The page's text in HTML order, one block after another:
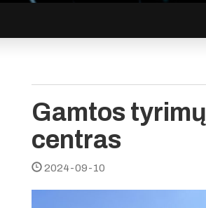
Gamtos tyrimų
centras
2024-09-10